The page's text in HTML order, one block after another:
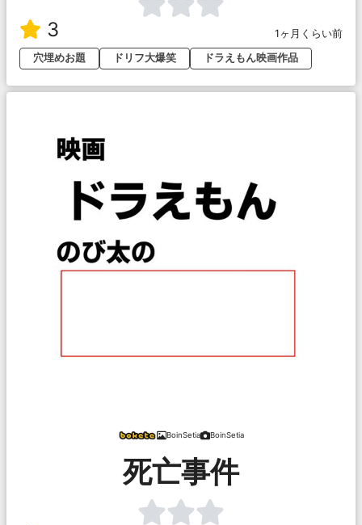
3
1ヶ月くらい前
穴埋めお題
ドリフ大爆笑 ドラえもん映画作品
BoinSetia BoinSetia
死亡事件